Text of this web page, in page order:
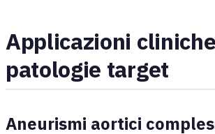
Applicazioni
patologie target
Aneurismi aortici